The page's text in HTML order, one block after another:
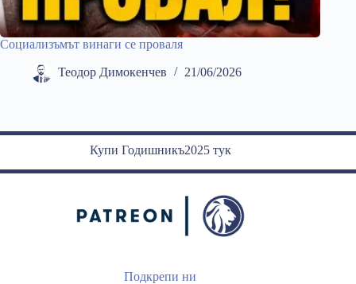
Социализъмът винаги се проваля
Теодор Димокенчев 21/06/2026
Купи Годишникъ2025 тук
Подкрепи ни